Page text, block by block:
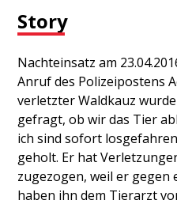
Story
Nachteinsatz am
Anruf des Polizeipostens
verletzter Waldkauz
gefragt, ob wir das Tier
ich sind sofort
geholt. Er hat
zugezogen, weil er gegen
haben ihn dem Tierarzt